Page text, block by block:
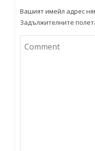
Вашият имейл адрес
Задължителните